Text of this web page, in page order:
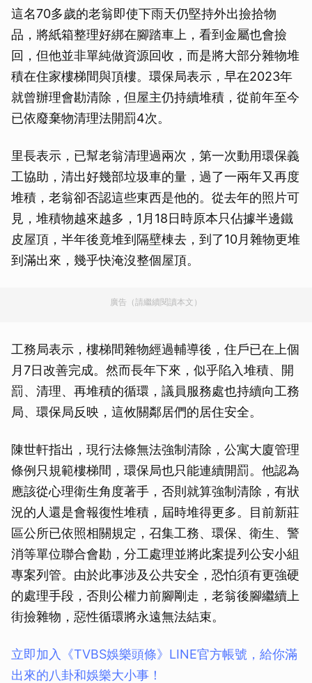
這名70多歲的老翁即使下雨天仍堅持外出撿拾物
品，將紙箱整理好綁在腳踏車上，看到金屬也會撿
回，但他並非單純做資源回收，而是將大部分雜物堆
積在住家樓梯間與頂樓。環保局表示，早在2023年
就曾辦理會勘清除，但屋主仍持續堆積，從前年至今
已依廢棄物清理法開罰4次。
里長表示，已幫老翁清理過兩次，第一次動用環保義
工協助，清出好幾部垃圾車的量，過了一兩年又再度
堆積，老翁卻否認這些東西是他的。從去年的照片可
見，堆積物越來越多，1月18日時原本只佔據半邊鐵
皮屋頂，半年後竟堆到隔壁棟去，到了10月雜物更堆
到滿出來，幾乎快淹沒整個屋頂。
廣告（請繼續閱讀本文）
工務局表示，樓梯間雜物經過輔導後，住戶已在上個
月7日改善完成。然而長年下來，似乎陷入堆積、開
罰、清理、再堆積的循環，議員服務處也持續向工務
局、環保局反映，這攸關鄰居們的居住安全。
陳世軒指出，現行法條無法強制清除，公寓大廈管理
條例只規範樓梯間，環保局也只能連續開罰。他認為
應該從心理衛生角度著手，否則就算強制清除，有狀
況的人還是會報復性堆積，屆時堆得更多。目前新莊
區公所已依照相關規定，召集工務、環保、衛生、警
消等單位聯合會勘，分工處理並將此案提列公安小組
專案列管。由於此事涉及公共安全，恐怕須有更強硬
的處理手段，否則公權力前腳剛走，老翁後腳繼續上
街撿雜物，惡性循環將永遠無法結束。
立即加入《TVBS娛樂頭條》LINE官方帳號，給你滿
出來的八卦和娛樂大小事！